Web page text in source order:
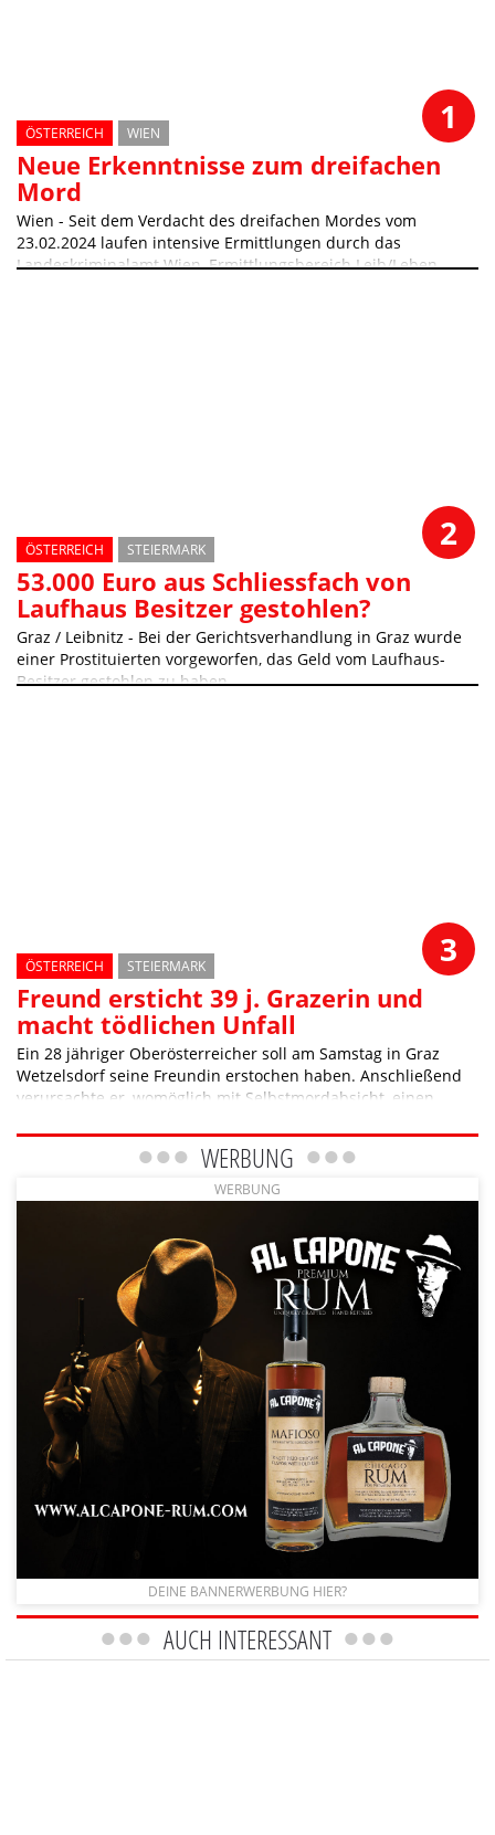
ÖSTERREICH WIEN 1
Neue Erkenntnisse zum dreifachen
Mord
Wien - Seit dem Verdacht des dreifachen Mordes vom
23.02.2024 laufen intensive Ermittlungen durch das
Landeskriminalamt Wien, Ermittlungsbereich Leib/Leben
ÖSTERREICH STEIERMARK 2
53.000 Euro aus Schliessfach von
Laufhaus Besitzer gestohlen?
Graz / Leibnitz - Bei der Gerichtsverhandlung in Graz wurde
einer Prostituierten vorgeworfen, das Geld vom Laufhaus-
Besitzer gestohlen zu haben
ÖSTERREICH STEIERMARK 3
Freund ersticht 39 j. Grazerin und
macht tödlichen Unfall
Ein 28 jähriger Oberösterreicher soll am Samstag in Graz
Wetzelsdorf seine Freundin erstochen haben. Anschließend
verursachte er, womöglich mit Selbstmordabsicht, einen
WERBUNG
WERBUNG
DEINE BANNERWERBUNG HIER?
AUCH INTERESSANT